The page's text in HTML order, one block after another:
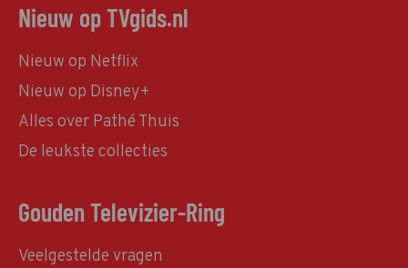
Nieuw op TVgids.nl
Nieuw op Netflix
Nieuw op Disney+
Alles over Pathé Thuis
De leukste collecties
Gouden Televizier-Ring
Veelgestelde vragen